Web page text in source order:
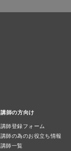
講師の方向け
講師登録フォーム
講師の為のお役立ち情報
講師一覧